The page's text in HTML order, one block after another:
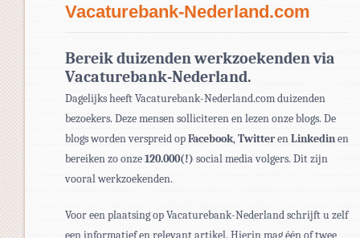
Vacaturebank-Nederland.com
Bereik duizenden werkzoekenden via
Vacaturebank-Nederland.
Dagelijks heeft Vacaturebank-Nederland.com duizenden
bezoekers. Deze mensen solliciteren en lezen onze blogs. De
blogs worden verspreid opFacebook,TwitterenLinkedinen
bereiken zo onze120.000(!) social media volgers. Dit zijn
vooral werkzoekenden.
Voor een plaatsing op Vacaturebank-Nederland schrijft u zelf
een informatief en relevant artikel. Hierin mag één of twee